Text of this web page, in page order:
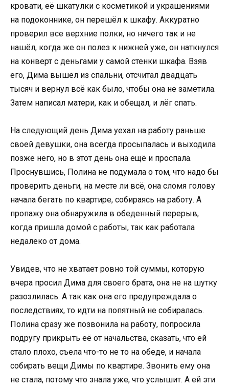
кровати, её шкатулки с косметикой и украшениями
на подоконнике, он перешёл к шкафу. Аккуратно
проверил все верхние полки, но ничего так и не
нашёл, когда же он полез к нижней уже, он наткнулся
на конверт с деньгами у самой стенки шкафа. Взяв
его, Дима вышел из спальни, отсчитал двадцать
тысяч и вернул всё как было, чтобы она не заметила.
Затем написал матери, как и обещал, и лёг спать.
На следующий день Дима уехал на работу раньше
своей девушки, она всегда просыпалась и выходила
позже него, но в этот день она ещё и проспала.
Проснувшись, Полина не подумала о том, что надо бы
проверить деньги, на месте ли всё, она сломя голову
начала бегать по квартире, собираясь на работу. А
пропажу она обнаружила в обеденный перерыв,
когда пришла домой с работы, так как работала
недалеко от дома.
Увидев, что не хватает ровно той суммы, которую
вчера просил Дима для своего брата, она не на шутку
разозлилась. А так как она его предупреждала о
последствиях, то идти на попятный не собиралась.
Полина сразу же позвонила на работу, попросила
подругу прикрыть её от начальства, сказать, что ей
стало плохо, съела что-то не то на обеде, и начала
собирать вещи Димы по квартире. Звонить ему она
не стала, потому что знала уже, что услышит. А ей эти